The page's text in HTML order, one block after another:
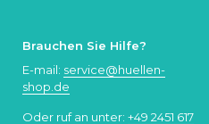
Brauchen Sie Hilfe?
E-mail: service@huellen-
shop.de
Oder ruf an unter: +49 2451 617